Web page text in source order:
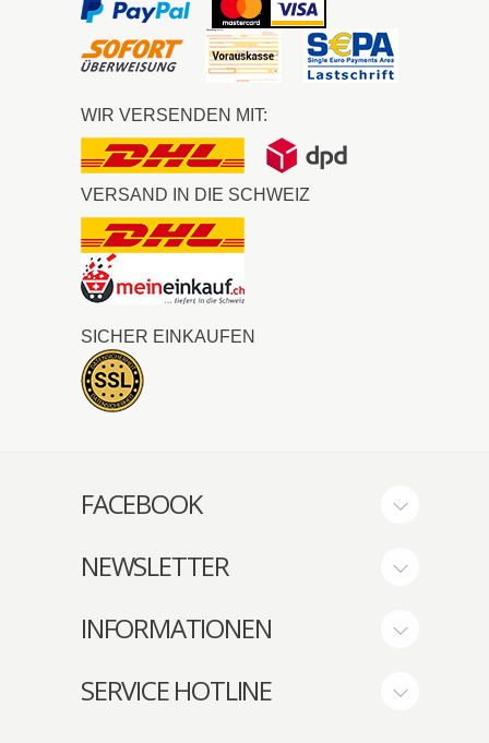
WIR VERSENDEN MIT:
VERSAND IN DIE SCHWEIZ
SICHER EINKAUFEN
FACEBOOK
NEWSLETTER
INFORMATIONEN
SERVICE HOTLINE